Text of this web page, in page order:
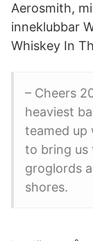
Aerosmith,
inneklubbar
Whiskey In
– Cheers
heaviest
teamed up
to bring us
groglords
shores.